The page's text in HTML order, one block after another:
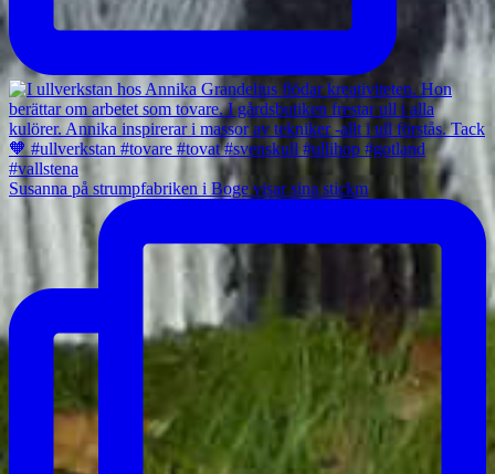
Susanna på strumpfabriken i Boge visar sina stickm